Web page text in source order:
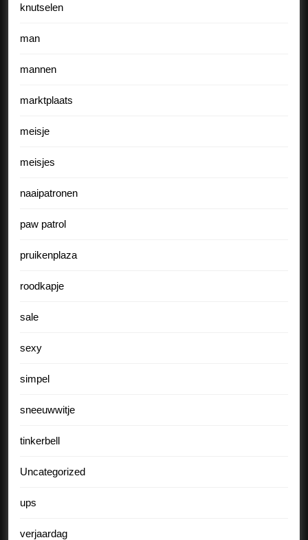
knutselen
man
mannen
marktplaats
meisje
meisjes
naaipatronen
paw patrol
pruikenplaza
roodkapje
sale
sexy
simpel
sneeuwwitje
tinkerbell
Uncategorized
ups
verjaardag